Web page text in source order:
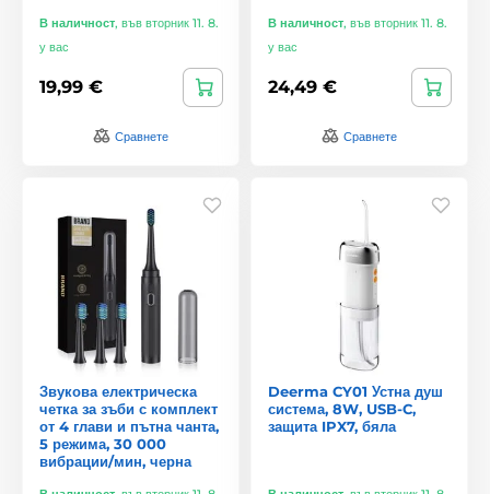
В наличност, във вторник 11. 8.
у вас
19,99 €
Сравнете
В наличност, във вторник 11. 8.
у вас
24,49 €
Сравнете
Звукова електрическа
четка за зъби с комплект
от 4 глави и пътна чанта,
5 режима, 30 000
вибрации/мин, черна
Deerma CY01 Устна душ
система, 8W, USB-C,
защита IPX7, бяла